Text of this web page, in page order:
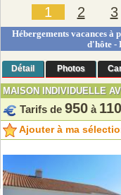
1 2 3
Hébergements vacances à
d'hôte -
Détail Photos
MAISON INDIVIDUELLE
Tarifs de 950 à
Ajouter à ma